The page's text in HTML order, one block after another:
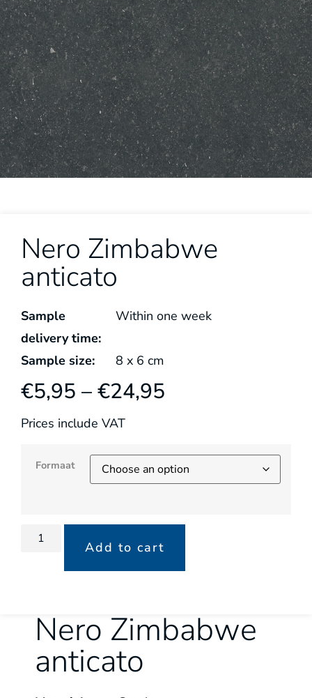
Nero Zimbabwe
anticato
Sample
delivery time:
Within one week
Sample size: 8 x6 cm
€5,95 –€24,95
Prices include VAT
Formaat
Add to cart
Nero Zimbabwe
anticato